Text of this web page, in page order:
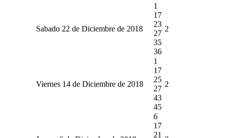
Sabado 22 de Diciembre de 2018
1
17
23
27
35
36
2
Viernes 14 de Diciembre de 2018
1
17
25
27
43
45
2
6
17
21